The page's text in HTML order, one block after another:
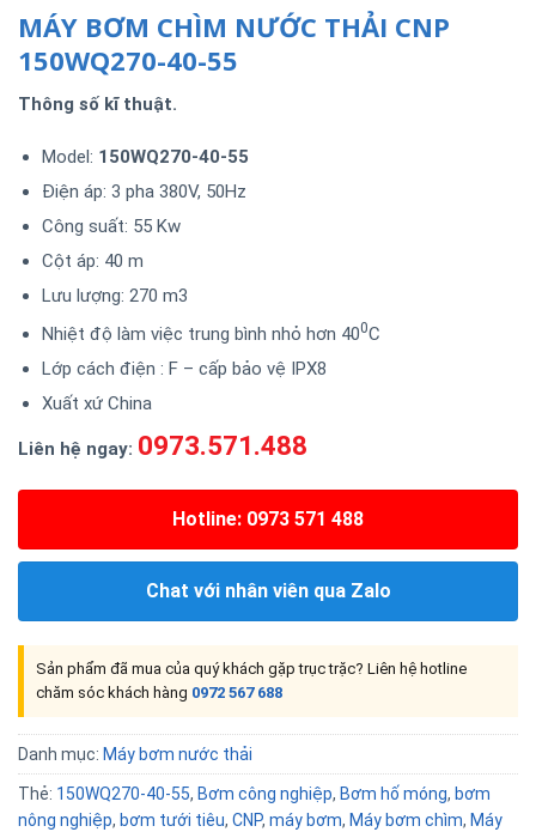
MÁY BƠM CHÌM NƯỚC THẢI CNP
150WQ270-40-55
Thông số kĩ thuật.
Model: 150WQ270-40-55
Điện áp: 3 pha 380V, 50Hz
Công suất: 55 Kw
Cột áp: 40 m
Lưu lượng: 270 m3
Nhiệt độ làm việc trung bình nhỏ hơn 400C
Lớp cách điện : F – cấp bảo vệ IPX8
Xuất xứ China
Liên hệ ngay: 0973.571.488
Hotline: 0973 571 488
Chat với nhân viên qua Zalo
Sản phẩm đã mua của quý khách gặp trục trặc? Liên hệ hotline
chăm sóc khách hàng 0972 567 688
Danh mục: Máy bơm nước thải
Thẻ: 150WQ270-40-55, Bơm công nghiệp, Bơm hố móng, bơm
nông nghiệp, bơm tưới tiêu, CNP, máy bơm, Máy bơm chìm, Máy